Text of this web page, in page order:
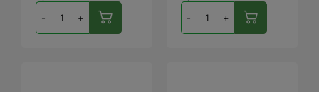
- + - +